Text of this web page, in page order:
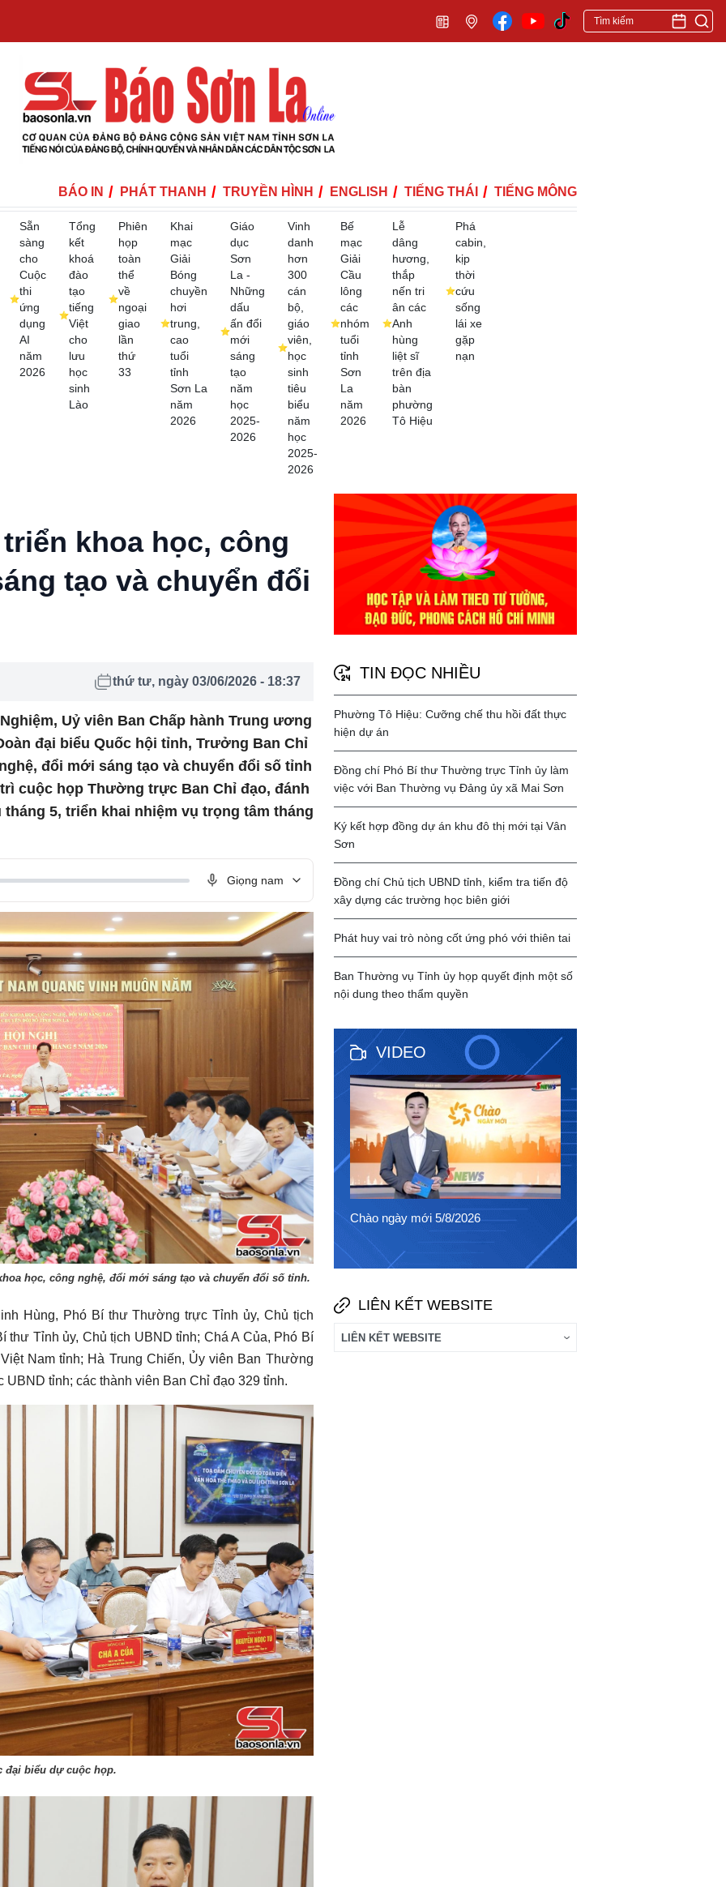
BÁO IN PHÁT THANH TRUYỀN HÌNH ENGLISH TIẾNG THÁI TIẾNG MÔNG
Sẵn
sàng
cho
Cuộc
thi
ứng
dụng
AI
năm
2026
Tổng
kết
khoá
đào
tạo
tiếng
Việt
cho
lưu
học
sinh
Lào
Phiên
họp
toàn
thể
về
ngoại
giao
lần
thứ
33
Khai
mạc
Giải
Bóng
chuyền
hơi
trung,
cao
tuổi
tỉnh
Sơn La
năm
2026
Giáo
dục
Sơn
La -
Những
dấu
ấn đổi
mới
sáng
tạo
năm
học
2025-
2026
Vinh
danh
hơn
300
cán
bộ,
giáo
viên,
học
sinh
tiêu
biểu
năm
học
2025-
2026
Bế
mạc
Giải
Cầu
lông
các
nhóm
tuổi
tỉnh
Sơn
La
năm
2026
Lễ
dâng
hương,
thắp
nến tri
ân các
Anh
hùng
liệt sĩ
trên địa
bàn
phường
Tô Hiệu
Phá
cabin,
kịp
thời
cứu
sống
lái xe
gặp
nạn
khoa học, công
tạo và chuyển đổi
thứ tư, ngày 03/06/2026 - 18:37
Uỷ viên Ban Chấp hành Trung ương
đại biểu Quốc hội tỉnh, Trưởng Ban Chỉ
đổi mới sáng tạo và chuyển đổi số tỉnh
cuộc họp Thường trực Ban Chỉ đạo, đánh
5, triển khai nhiệm vụ trọng tâm tháng
Giọng nam
học, công nghệ, đổi mới sáng tạo và chuyển đổi số tỉnh.
Hùng, Phó Bí thư Thường trực Tỉnh ủy, Chủ tịch
Tỉnh ủy, Chủ tịch UBND tỉnh; Chá A Của, Phó Bí
Nam tỉnh; Hà Trung Chiến, Ủy viên Ban Thường
tỉnh; các thành viên Ban Chỉ đạo 329 tỉnh.
đại biểu dự cuộc họp.
TIN ĐỌC NHIỀU
Phường Tô Hiệu: Cưỡng chế thu hồi đất thực
hiện dự án
Đồng chí Phó Bí thư Thường trực Tỉnh ủy làm
việc với Ban Thường vụ Đảng ủy xã Mai Sơn
Ký kết hợp đồng dự án khu đô thị mới tại Vân
Sơn
Đồng chí Chủ tịch UBND tỉnh, kiểm tra tiến độ
xây dựng các trường học biên giới
Phát huy vai trò nòng cốt ứng phó với thiên tai
Ban Thường vụ Tỉnh ủy họp quyết định một số
nội dung theo thẩm quyền
VIDEO
7/2026
Chào ngày mới 6/8/2026 Chào ngày mới 5/8/2026
Chào ngày mới 4/8/2026
LIÊN KẾT WEBSITE